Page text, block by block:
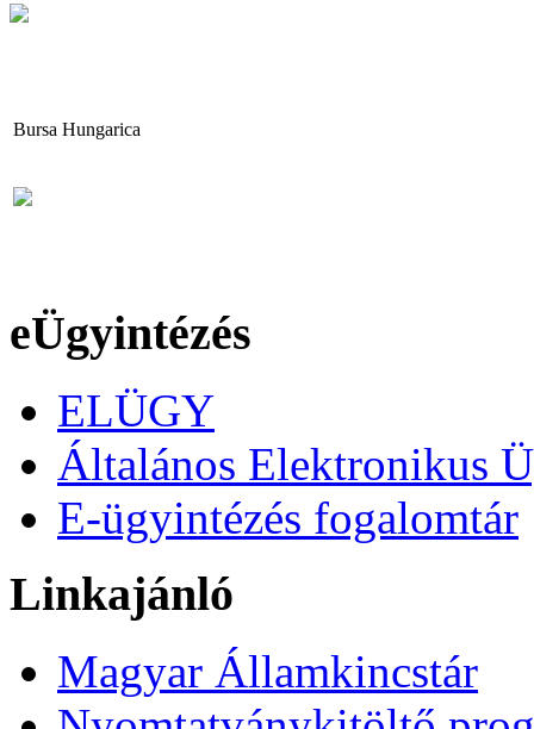
Bursa Hungarica
eÜgyintézés
ELÜGY
Általános Elektronikus
E-ügyintézés fogalomtár
Linkajánló
Magyar Államkincstár